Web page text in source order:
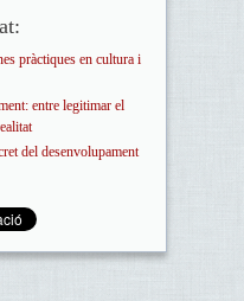
pràctiques en cultura i
entre legitimar el
del desenvolupament